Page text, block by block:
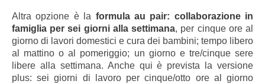
Altra opzione è la formula au pair: collaborazione in
famiglia per sei giorni alla settimana, per cinque ore al
giorno di lavori domestici e cura dei bambini; tempo libero
al mattino o al pomeriggio; un giorno e tre/cinque sere
libere alla settimana. Anche qui è prevista la versione
plus: sei giorni di lavoro per cinque/otto ore al giorno